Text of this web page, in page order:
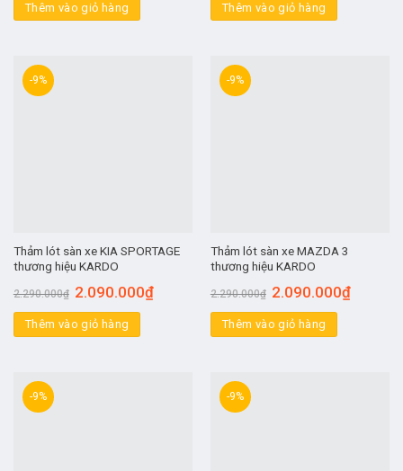
Thêm vào giỏ hàng Thêm vào giỏ hàng
-9%
Thảm lót sàn xe KIA SPORTAGE
thương hiệu KARDO
2.290.000₫ 2.090.000₫
Thêm vào giỏ hàng
-9%
Thảm lót sàn xe MAZDA 3
thương hiệu KARDO
2.290.000₫ 2.090.000₫
Thêm vào giỏ hàng
-9% -9%